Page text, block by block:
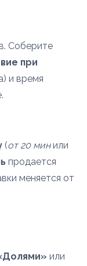
Соберите
при
и время
(от 20 минили
продается
меняется от
или